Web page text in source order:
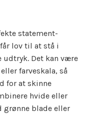
statement-
lov til at stå i
udtryk. Det kan være
farveskala, så
for at skinne
hvide eller
grønne blade eller